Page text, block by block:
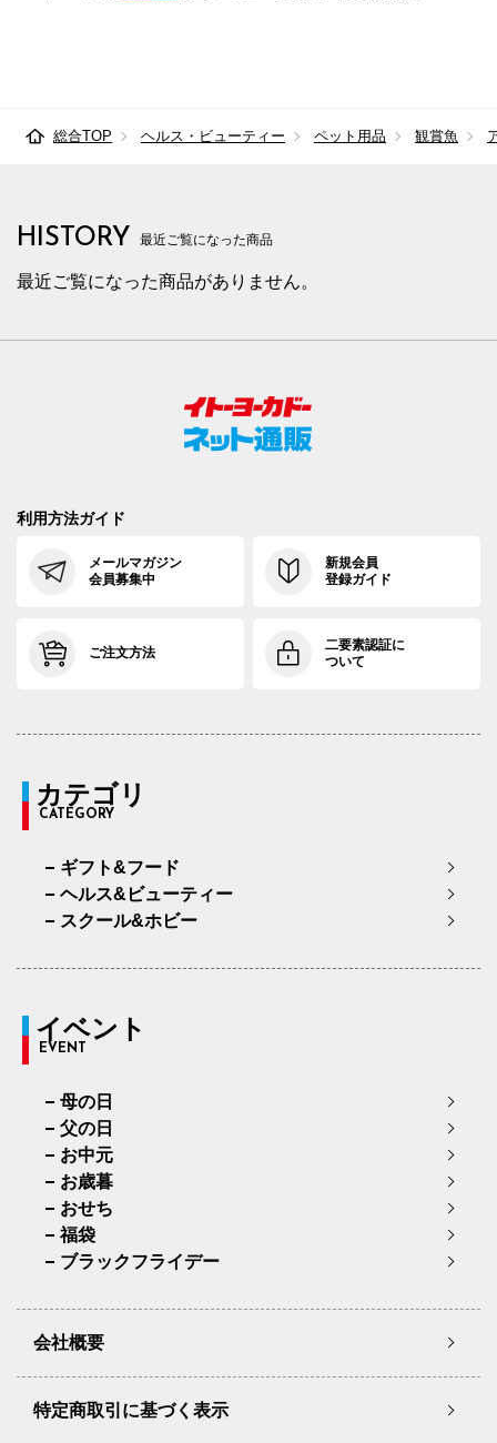
総合TOP ヘルス・ビューティー ペット用品 観賞魚
HISTORY 最近ご覧になった商品
最近ご覧になった商品がありません。
利用方法ガイド
メールマガジン
会員募集中
新規会員
登録ガイド
ご注文方法
二要素認証に
ついて
カテゴリ
CATEGORY
ギフト&フード
ヘルス&ビューティー
スクール&ホビー
イベント
EVENT
母の日
父の日
お中元
お歳暮
おせち
福袋
ブラックフライデー
会社概要
特定商取引に基づく表示